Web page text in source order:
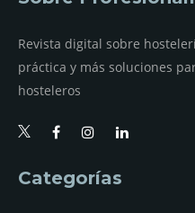
Revista digital sobre
práctica y más soluciones
hosteleros
Categorías